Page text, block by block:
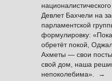
Девлет Бахчели на
парламентской
формулировку:
обретёт покой,
Ахметы — свои
свой дом, наша
непоколебима». →